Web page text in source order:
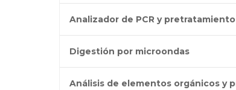
Analizador de PCR y pretratamiento
Digestión por microondas